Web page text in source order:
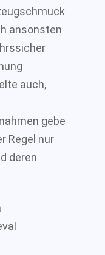
ansonsten
auch,
gebe
Regel nur
deren